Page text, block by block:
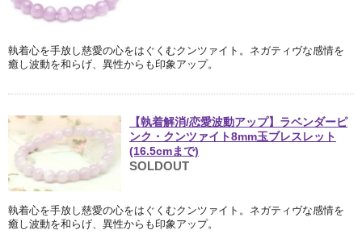
執着心を手放し慈愛の心をはぐくむクンツァイト。ネガティヴな感情を
癒し波動を和らげ、異性からも印象アップ。
【執着解消/恋愛波動アップ】ラベンダーピ
ンク・クンツァイト8mm玉ブレスレット
(16.5cmまで)
SOLDOUT
執着心を手放し慈愛の心をはぐくむクンツァイト。ネガティヴな感情を
癒し波動を和らげ、異性からも印象アップ。